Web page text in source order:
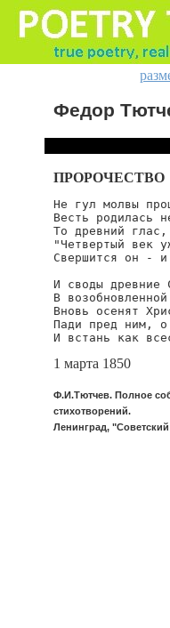
Федор
ПРОРОЧЕСТВО
Не гул молвы
Весть родилась
То древний
"Четвертый век
Свершится он -
И своды древние
В
Вновь осенят
Пади пред ним,
И встань как
1 марта 1850
Ф.И.Тютчев. Полное
стихотворений.
Ленинград, "Советский